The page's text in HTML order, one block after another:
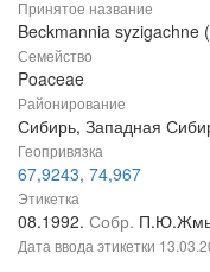
Принятое название
Beckmannia syzigachne
Семейство
Poaceae
Районирование
Сибирь, Западная
Геопривязка
67,9243, 74,967
Этикетка
08.1992. Собр.
Дата ввода этикетки